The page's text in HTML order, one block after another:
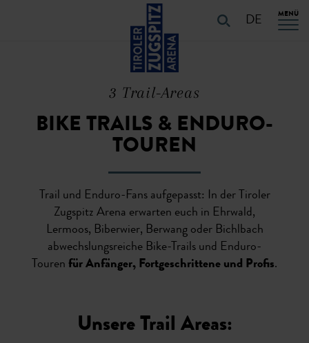
Zur Hauptnavigation springen
DE MENÜ
Singletrails in Berwang und Bichlbach
3 Trail-Areas
BIKE TRAILS & ENDURO-
TOUREN
Trail und Enduro-Fans aufgepasst: In der Tiroler
Zugspitz Arena erwarten euch in Ehrwald,
Lermoos, Biberwier, Berwang oder Bichlbach
abwechslungsreiche Bike-Trails und Enduro-
Touren für Anfänger, Fortgeschrittene und Profis.
Unsere Trail Areas: